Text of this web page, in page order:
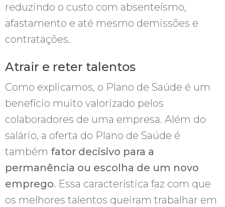
reduzindo o custo com absenteísmo,
afastamento e até mesmo demissões e
contratações.
Atrair e reter talentos
Como explicamos, o Plano de Saúde é um
benefício muito valorizado pelos
colaboradores de uma empresa. Além do
salário, a oferta do Plano de Saúde é
também fator decisivo para a
permanência ou escolha de um novo
emprego. Essa característica faz com que
os melhores talentos queiram trabalhar em